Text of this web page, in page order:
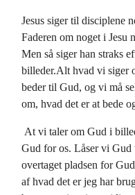
Jesus siger til disciplene
Faderen om noget i Jesu
Men så siger han straks
billeder.Alt hvad vi siger
beder til Gud, og vi må
om, hvad det er at bede
At vi taler om Gud i
Gud for os. Låser vi Gud
overtaget pladsen for
af hvad det er jeg har